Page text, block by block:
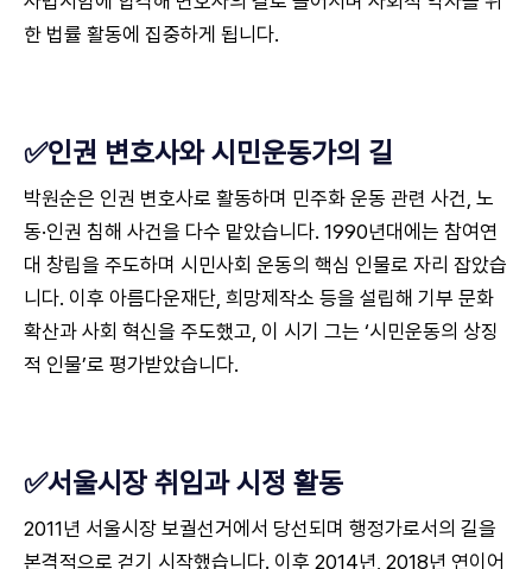
한 법률 활동에 집중하게 됩니다.
✅인권 변호사와 시민운동가의 길
박원순은 인권 변호사로 활동하며 민주화 운동 관련 사건, 노
동·인권 침해 사건을 다수 맡았습니다. 1990년대에는 참여연
대 창립을 주도하며 시민사회 운동의 핵심 인물로 자리 잡았습
니다. 이후 아름다운재단, 희망제작소 등을 설립해 기부 문화
확산과 사회 혁신을 주도했고, 이 시기 그는 ‘시민운동의 상징
적 인물’로 평가받았습니다.
✅서울시장 취임과 시정 활동
2011년 서울시장 보궐선거에서 당선되며 행정가로서의 길을
본격적으로 걷기 시작했습니다. 이후 2014년, 2018년 연이어